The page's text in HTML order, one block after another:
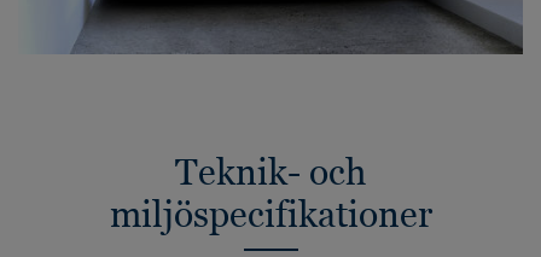
Teknik- och
miljöspecifikationer